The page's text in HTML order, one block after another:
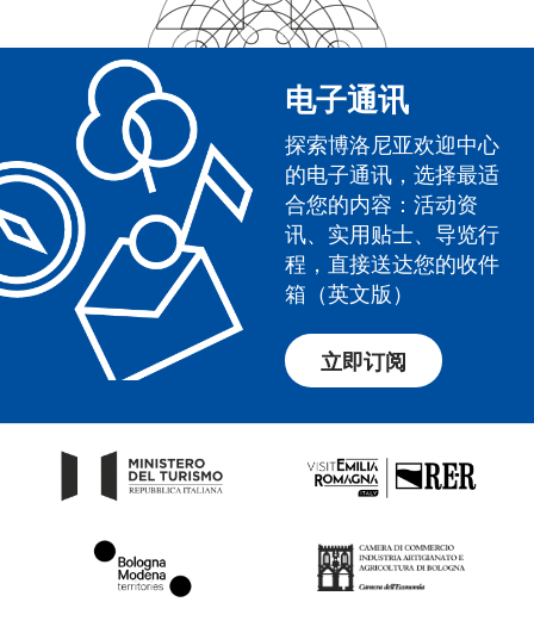
电子通讯
探索博洛尼亚欢迎中心
的电子通讯，选择最适
合您的内容：活动资
讯、实用贴士、导览行
程，直接送达您的收件
箱（英文版）
立即订阅